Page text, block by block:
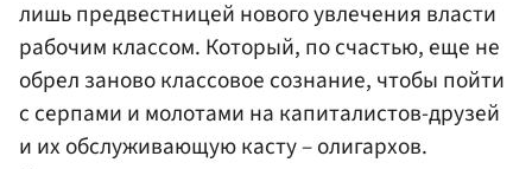
лишь предвестницей нового увлечения власти
рабочим классом. Который, по счастью, еще не
обрел заново классовое сознание, чтобы пойти
с серпами и молотами на капиталистов-друзей
и их обслуживающую касту – олигархов.